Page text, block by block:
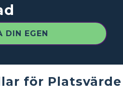
DIN EGEN
för Platsvärde